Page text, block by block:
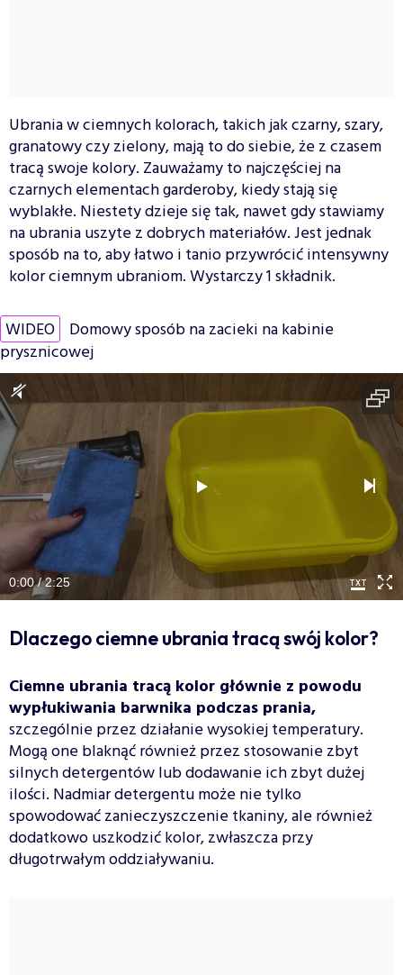
Ubrania w ciemnych kolorach, takich jak czarny, szary,
granatowy czy zielony, mają to do siebie, że z czasem
tracą swoje kolory. Zauważamy to najczęściej na
czarnych elementach garderoby, kiedy stają się
wyblakłe. Niestety dzieje się tak, nawet gdy stawiamy
na ubrania uszyte z dobrych materiałów. Jest jednak
sposób na to, aby łatwo i tanio przywrócić intensywny
kolor ciemnym ubraniom. Wystarczy 1 składnik.
WIDEO Domowy sposób na zacieki na kabinie
prysznicowej
0:00 / 2:25
Dlaczego ciemne ubrania tracą swój kolor?
Ciemne ubrania tracą kolor głównie z powodu
wypłukiwania barwnika podczas prania,
szczególnie przez działanie wysokiej temperatury.
Mogą one blaknąć również przez stosowanie zbyt
silnych detergentów lub dodawanie ich zbyt dużej
ilości. Nadmiar detergentu może nie tylko
spowodować zanieczyszczenie tkaniny, ale również
dodatkowo uszkodzić kolor, zwłaszcza przy
długotrwałym oddziaływaniu.